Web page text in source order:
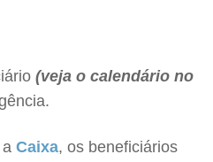
(veja o calendário no
Caixa, os beneficiários